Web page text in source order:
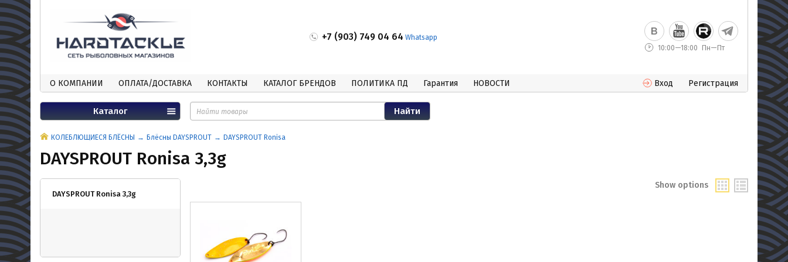
+7 (903) 749 04 64 Whatsapp
10:00—18:00
Пн—Пт
О КОМПАНИИ ОПЛАТА/ДОСТАВКА КОНТАКТЫ КАТАЛОГ БРЕНДОВ ПОЛИТИКА ПД Гарантия НОВОСТИ Вход Регистрация
Каталог
КОЛЕБЛЮЩИЕСЯ БЛЁСНЫ Блёсны DAYSPROUT DAYSPROUT Ronisa
DAYSPROUT Ronisa 3,3g
DAYSPROUT Ronisa 3,3g
Show options